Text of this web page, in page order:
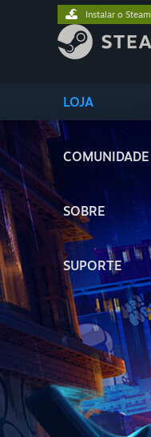
LOJA
COMUNIDADE
SOBRE
SUPORTE
Instalar o Steam